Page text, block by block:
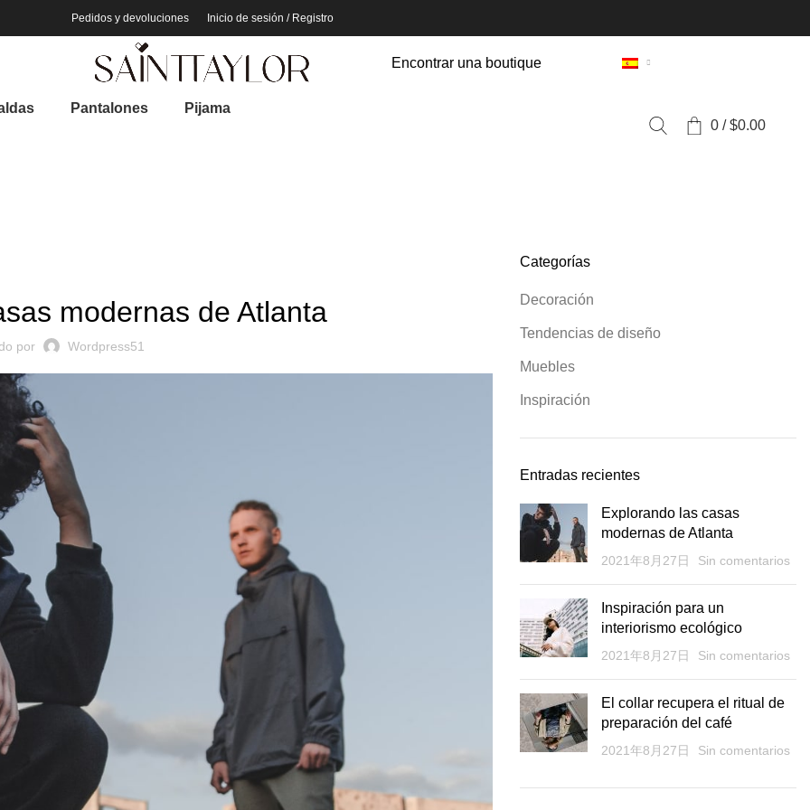
Pedidos y devoluciones Inicio de sesión / Registro
Encontrar una boutique
Pantalones
Pijama
0/ $0.00
modernas de Atlanta
por Wordpress51
Categorías
Decoración
Tendencias de diseño
Muebles
Inspiración
Entradas recientes
Explorando las casas
modernas de Atlanta
2021年8月27日 Sin comentarios
Inspiración para un
interiorismo ecológico
2021年8月27日 Sin comentarios
El collar recupera el ritual de
preparación del café
2021年8月27日 Sin comentarios